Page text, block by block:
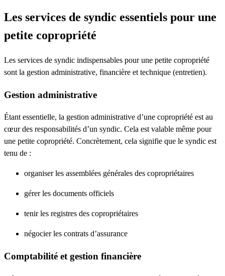
Les services de syndic essentiels pour une
petite copropriété
Les services de syndic indispensables pour une petite copropriété
sont la gestion administrative, financière et technique (entretien).
Gestion administrative
Étant essentielle, la gestion administrative d’une copropriété est au
cœur des responsabilités d’un syndic. Cela est valable même pour
une petite copropriété. Concrètement, cela signifie que le syndic est
tenu de :
organiser les assemblées générales des copropriétaires
gérer les documents officiels
tenir les registres des copropriétaires
négocier les contrats d’assurance
Comptabilité et gestion financière